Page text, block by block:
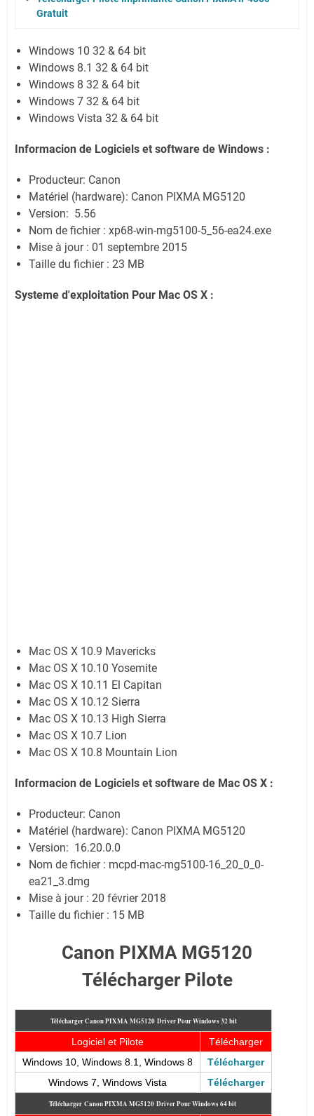
Gratuit
Windows 10 32 & 64 bit
Windows 8.1 32 & 64 bit
Windows 8 32 & 64 bit
Windows 7 32 & 64 bit
Windows Vista 32 & 64 bit
Informacion de Logiciels et software de Windows :
Producteur: Canon
Matériel (hardware): Canon PIXMA MG5120
Version: 5.56
Nom de fichier : xp68-win-mg5100-5_56-ea24.exe
Mise à jour : 01 septembre 2015
Taille du fichier : 23 MB
Systeme d'exploitation Pour Mac OS X :
Mac OS X 10.9 Mavericks
Mac OS X 10.10 Yosemite
Mac OS X 10.11 El Capitan
Mac OS X 10.12 Sierra
Mac OS X 10.13 High Sierra
Mac OS X 10.7 Lion
Mac OS X 10.8 Mountain Lion
Informacion de Logiciels et software de Mac OS X :
Producteur: Canon
Matériel (hardware): Canon PIXMA MG5120
Version: 16.20.0.0
Nom de fichier : mcpd-mac-mg5100-16_20_0_0-
ea21_3.dmg
Mise à jour : 20 février 2018
Taille du fichier : 15 MB
Canon PIXMA MG5120
Télécharger Pilote
Télécharger Canon PIXMA MG5120 Driver Pour Windows 32 bit
Logiciel et Pilote
Télécharger
Windows 10, Windows 8.1, Windows 8
Télécharger
Windows 7, Windows Vista
Télécharger
Télécharger Canon PIXMA MG5120 Driver Pour Windows 64 bit